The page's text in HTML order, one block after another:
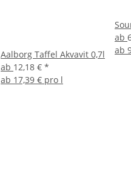
Aalborg Taffel Akvavit 0,7l
ab 12,18 € *
ab 17,39 € pro l
ab
ab